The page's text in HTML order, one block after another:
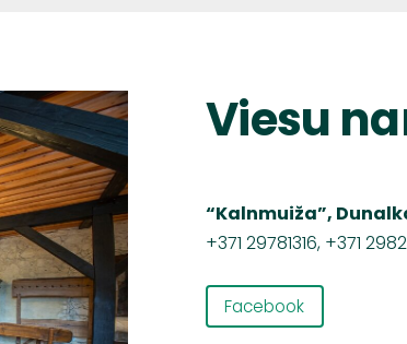
Viesu
“Kalnmuiža”,
+371 29781316, +371
Facebook